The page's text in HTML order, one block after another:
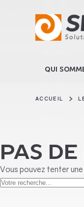
QUI
ACCUEIL
PAS
Vous pouvez tenter